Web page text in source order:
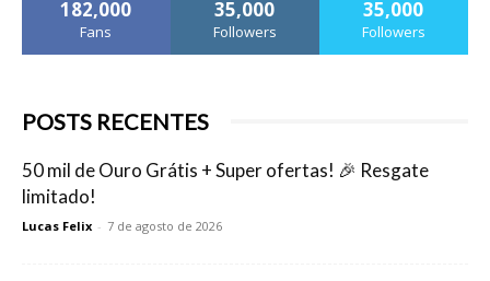
182,000
Fans
35,000
Followers
35,000
Followers
POSTS RECENTES
50 mil de Ouro Grátis + Super ofertas! 🎉 Resgate
limitado!
Lucas Felix - 7 de agosto de 2026